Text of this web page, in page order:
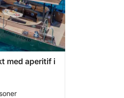
med aperitif i